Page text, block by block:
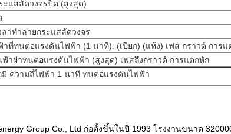
ะแสลัดวงจรปิด (สูงสุด)
ลาทำลายกระแสลัดวงจร
าที่ทนต่อแรงดันไฟฟ้า (1 นาที): (เปียก) (แห้ง) เฟส กราวด์ การแ
ฟ้าผ่าทนต่อแรงดันไฟฟ้า (สูงสุด) เฟสถึงกราวด์ การแตกหัก
มิ ความถี่ไฟฟ้า 1 นาที ทนต่อแรงดันไฟฟ้า
Group Co., Ltd ก่อตั้งขึ้นในปี 1993 โรงงานขนาด